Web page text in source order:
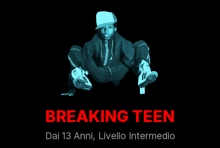
BREAKING TEEN
Dai 13 Anni, Livello Intermedio